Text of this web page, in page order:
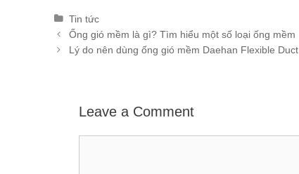
Categories
Tin tức
Post
navigation
Ống gió mềm là gì? Tìm hiểu một số loại ống mềm
Lý do nên dùng ống gió mềm Daehan Flexible Duct
Leave a Comment